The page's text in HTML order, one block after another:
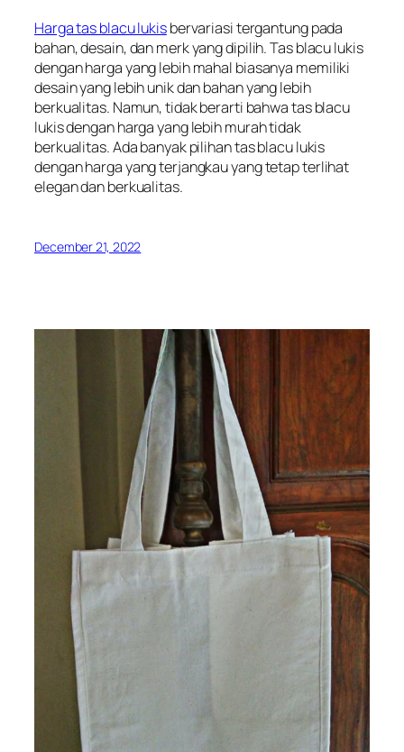
Harga tas blacu lukisbervariasi tergantung pada
bahan, desain, dan merk yang dipilih. Tas blacu lukis
dengan harga yang lebih mahal biasanya memiliki
desain yang lebih unik dan bahan yang lebih
berkualitas. Namun, tidak berarti bahwa tas blacu
lukis dengan harga yang lebih murah tidak
berkualitas. Ada banyak pilihan tas blacu lukis
dengan harga yang terjangkau yang tetap terlihat
elegan dan berkualitas.
December 21, 2022